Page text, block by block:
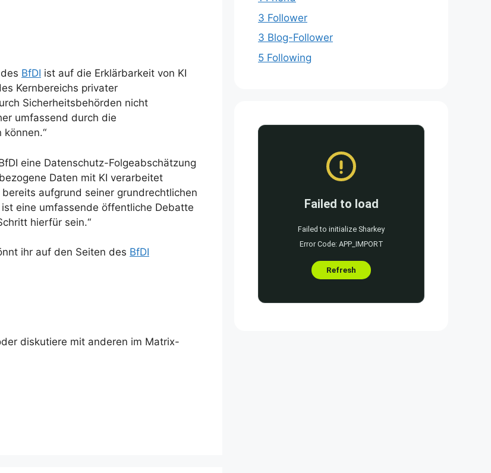
BfDI ist auf die Erklärbarkeit von KI
Kernbereichs privater
Sicherheitsbehörden nicht
umfassend durch die
eine Datenschutz-Folgeabschätzung
Daten mit KI verarbeitet
aufgrund seiner grundrechtlichen
eine umfassende öffentliche Debatte
hierfür sein.“
ihr auf den Seiten des BfDI
diskutiere mit anderen im Matrix-
3 Follower
3 Blog-Follower
5 Following